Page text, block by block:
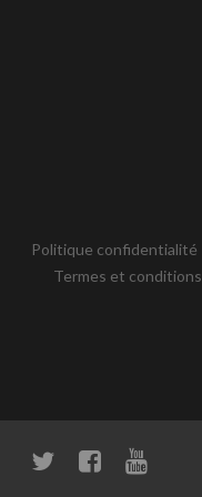
Politique confidentialité
Termes et conditions